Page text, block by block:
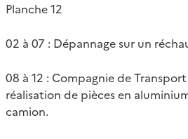
Planche 12
02 à 07 : Dépannage sur un
08 à 12 : Compagnie de
réalisation de pièces en
camion.